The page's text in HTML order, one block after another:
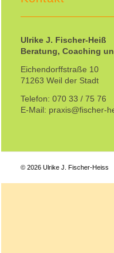
Ulrike J. Fischer-Heiß
Beratung, Coaching
Eichendorffstraße 10
71263 Weil der Stadt
Telefon: 070 33 / 75 76
E-Mail: praxis@fischer-
© 2026 Ulrike J. Fischer-Heiss